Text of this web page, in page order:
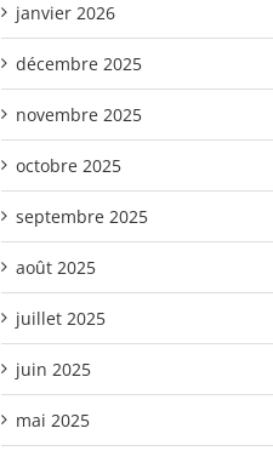
janvier 2026
décembre 2025
novembre 2025
octobre 2025
septembre 2025
août 2025
juillet 2025
juin 2025
mai 2025